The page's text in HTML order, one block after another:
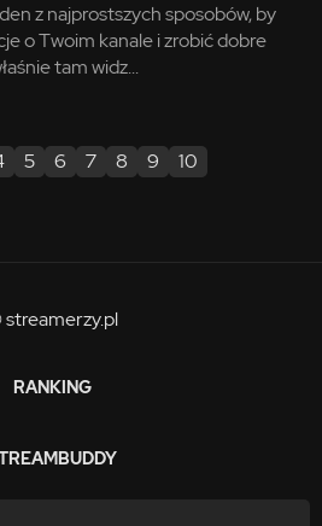
z najprostszych sposobów, by
o Twoim kanale i zrobić dobre
tam widz...
5 6 7 8 9 10
RANKING